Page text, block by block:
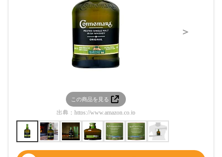
この商品を見る
出典： https://www.amazon.co.jp
＞